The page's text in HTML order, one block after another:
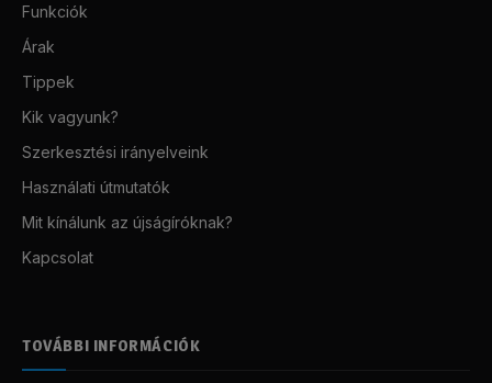
Funkciók
Árak
Tippek
Kik vagyunk?
Szerkesztési irányelveink
Használati útmutatók
Mit kínálunk az újságíróknak?
Kapcsolat
TOVÁBBI INFORMÁCIÓK